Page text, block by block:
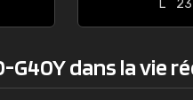
L
23
G40Y dans la vie